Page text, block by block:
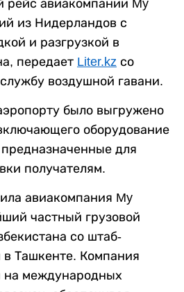
рейс авиакомпании My
из Нидерландов с
и разгрузкой в
передает Liter.kz со
воздушной гавани.
было выгружено
оборудование
для
получателям.
авиакомпания My
частный грузовой
со штаб-
в Ташкенте. Компания
на международных